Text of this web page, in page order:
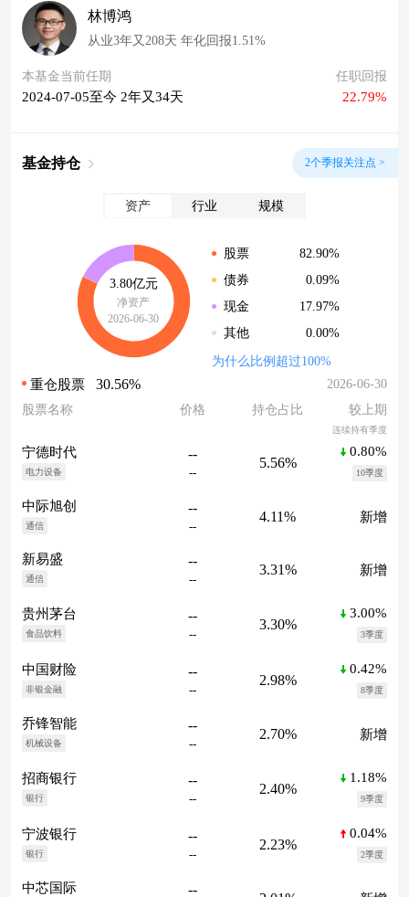
林博鸿
从业3年又208天 年化回报1.51%
本基金当前任期
2024-07-05至今 2年又34天
任职回报
22.79%
基金持仓 2个季报关注点 >
资产 行业 规模
3.80亿元
净资产
2026-06-30
股票
82.90%
债券
0.09%
现金
17.97%
其他
0.00%
为什么比例超过100%
重仓股票 30.56%
2026-06-30
股票名称
价格 持仓占比 较上期
连续持有季度
宁德时代
电力设备
--
--
5.56%
0.80%
10季度
中际旭创
通信
--
--
4.11% 新增
新易盛
通信
--
--
3.31% 新增
贵州茅台
食品饮料
--
--
3.30%
3.00%
3季度
中国财险
非银金融
--
--
2.98%
0.42%
8季度
乔锋智能
机械设备
--
--
2.70% 新增
招商银行
银行
--
--
2.40%
1.18%
9季度
宁波银行
银行
--
--
2.23%
0.04%
2季度
中芯国际 --